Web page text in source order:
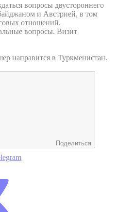
вопросы двустороннего
и Австрией, в том
отношений,
вопросы. Визит
направится в Туркменистан.
Поделиться